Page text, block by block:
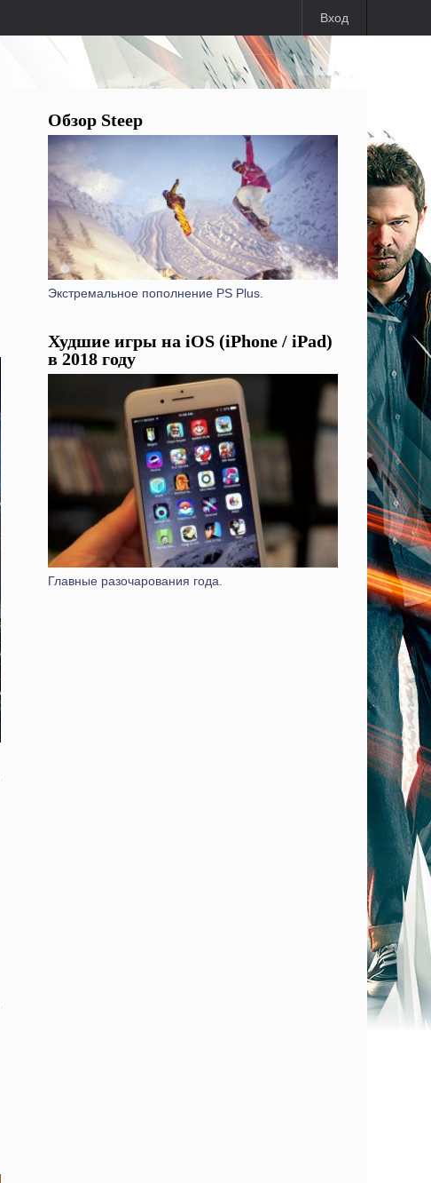
Вход
Обзор Steep
Экстремальное пополнение PS Plus.
Худшие игры на iOS (iPhone / iPad)
в 2018 году
Главные разочарования года.